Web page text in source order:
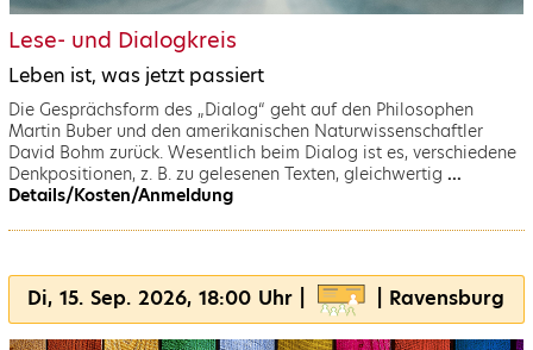
Lese- und Dialogkreis
Leben ist, was jetzt passiert
Die Gesprächsform des „Dialog“ geht auf den Philosophen
Martin Buber und den amerikanischen Naturwissenschaftler
David Bohm zurück. Wesentlich beim Dialog ist es, verschiedene
Denkpositionen, z. B. zu gelesenen Texten, gleichwertig ...
Details/Kosten/Anmeldung
Di, 15. Sep. 2026, 18:00 Uhr | | Ravensburg